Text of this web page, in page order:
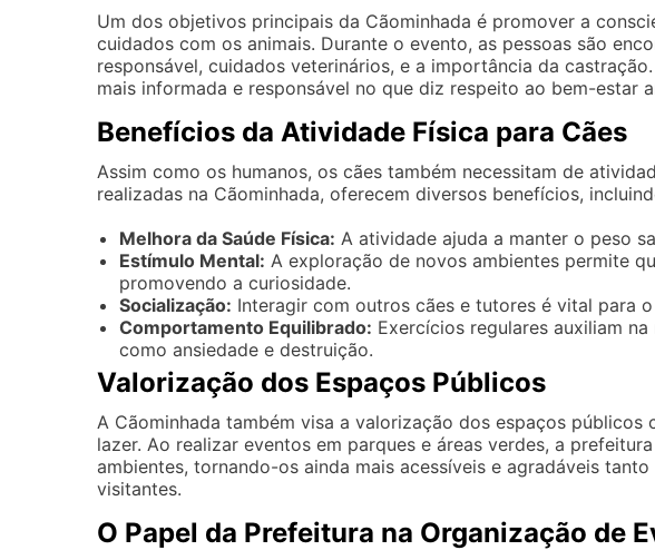
Um dos objetivos principais da Cãominhada é promover a
cuidados com os animais. Durante o evento, as pessoas são
responsável, cuidados veterinários, e a importância da
mais informada e responsável no que diz respeito ao bem-estar
Benefícios da Atividade Física para Cães
Assim como os humanos, os cães também necessitam de
realizadas na Cãominhada, oferecem diversos benefícios,
Melhora da Saúde Física: A atividade ajuda a manter o peso
Estímulo Mental: A exploração de novos ambientes permite
promovendo a curiosidade.
Socialização: Interagir com outros cães e tutores é vital para
Comportamento Equilibrado: Exercícios regulares auxiliam
como ansiedade e destruição.
Valorização dos Espaços Públicos
A Cãominhada também visa a valorização dos espaços públicos
lazer. Ao realizar eventos em parques e áreas verdes, a
ambientes, tornando-os ainda mais acessíveis e agradáveis
visitantes.
O Papel da Prefeitura na Organização de